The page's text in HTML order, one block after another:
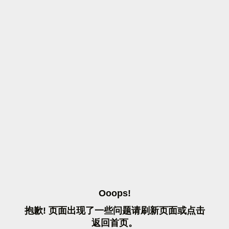
OOOPS!
抱歉! 页面出现了一些问题请刷 新页面或点击
返 回首页。